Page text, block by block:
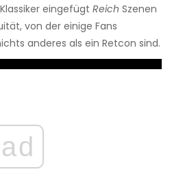
eingefügt Reich Szenen
von der einige Fans
anderes als ein Retcon sind.
ad